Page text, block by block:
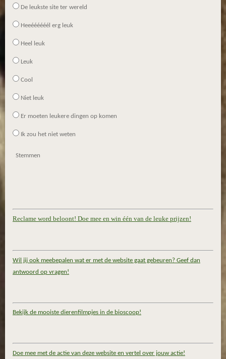
De leukste site ter wereld
Heeéééééél erg leuk
Heel leuk
Leuk
Cool
Niet leuk
Er moeten leukere dingen op komen
Ik zou het niet weten
Stemmen
Reclame word beloont! Doe mee en win één van de leuke prijzen!
Wil jij ook meebepalen wat er met de website gaat gebeuren? Geef dan
antwoord op vragen!
Bekijk de mooiste dierenfilmpjes in de bioscoop!
Doe mee met de actie van deze website en vertel over jouw actie!